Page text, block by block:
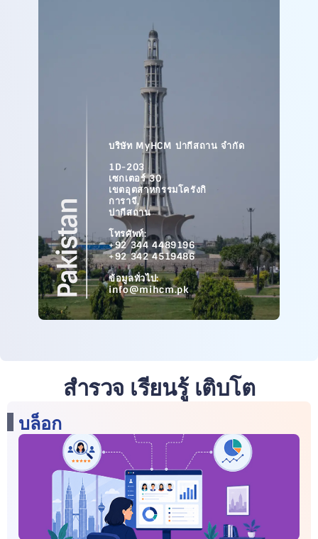
บริษัท MyHCM ปากีสถาน จำกัด
1D-203
เซกเตอร์ 30
เขตอุตสาหกรรมโครังกิ
การาจี,
ปากีสถาน
โทรศัพท์:
+92 344 4489196
+92 342 4519486
ข้อมูลทั่วไป:
info@mihcm.pk
สำรวจ เรียนรู้ เติบโต
บล็อก